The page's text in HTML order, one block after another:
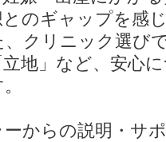
のギャップを感
クリニック選び
地」など、安心
からの説明・サ